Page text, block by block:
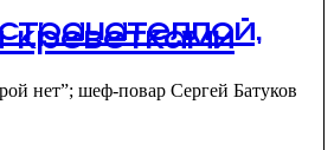
креветками
нет”; шеф-повар Сергей Батуков